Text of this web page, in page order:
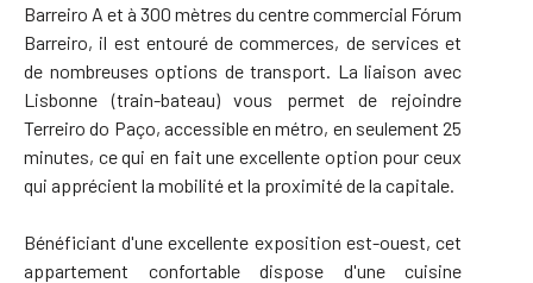
Barreiro A et à 300 mètres du centre commercial Fórum
Barreiro, il est entouré de commerces, de services et
de nombreuses options de transport. La liaison avec
Lisbonne (train-bateau) vous permet de rejoindre
Terreiro do Paço, accessible en métro, en seulement 25
minutes, ce qui en fait une excellente option pour ceux
qui apprécient la mobilité et la proximité de la capitale.
Bénéficiant d'une excellente exposition est-ouest, cet
appartement confortable dispose d'une cuisine